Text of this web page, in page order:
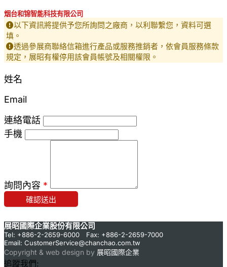
烟台和锦智能科技有限公司
以下資訊將提供予您所詢問之廠商，以利聯繫您，資料可選
填。
透過參展商聯絡信箱進行產品或服務推銷者，依會員服務條款
規定，展昭有權停用該會員帳號及相關權限。
姓名
Email
連絡電話
手機
詢問內容 *
確認送出
展昭國際企業股份有限公司
Tel: +886-2-2659-6000 Fax: +886-2-2659-7000
Email: CustomerService@chanchao.com.tw
Copyright & web design by 展昭國際企業
追蹤我們: